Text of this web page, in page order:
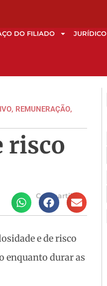
DO FILIADO JURÍDICO
, REMUNERAÇÃO,
risco
Compartilhe
e de risco
enquanto durar as